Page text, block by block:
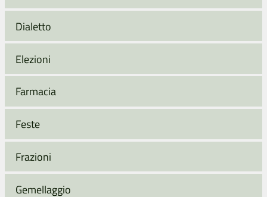
Dialetto
Elezioni
Farmacia
Feste
Frazioni
Gemellaggio